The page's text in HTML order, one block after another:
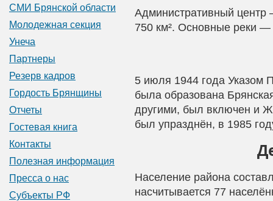
Административный
750 км². Основные реки
5 июля 1944 года Указом
была образована
другими, был включен и
был упразднён, в 1985
Население района
насчитывается 77
СМИ Брянской области
Молодежная секция
Унеча
Партнеры
Резерв кадров
Гордость Брянщины
Отчеты
Гостевая книга
Контакты
Полезная информация
Пресса о нас
Субъекты РФ